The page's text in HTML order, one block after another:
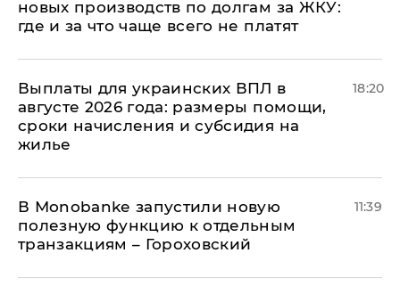
новых производств по долгам за ЖКУ:
где и за что чаще всего не платят
Выплаты для украинских ВПЛ в
августе 2026 года: размеры помощи,
сроки начисления и субсидия на
жилье
18:20
В Мonobankе запустили новую
полезную функцию к отдельным
транзакциям – Гороховский
11:39